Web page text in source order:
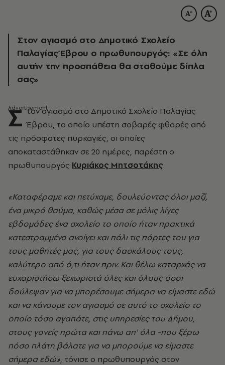
Στον αγιασμό στο Δημοτικό Σχολείο
Παλαγίας Έβρου ο πρωθυπουργός: «Σε όλη
αυτήν την προσπάθεια θα σταθούμε δίπλα
σας»
Σ τον αγιασμό στο Δημοτικό Σχολείο Παλαγίας
Έβρου, το οποίο υπέστη σοβαρές φθορές από
τις πρόσφατες πυρκαγιές, οι οποίες
αποκαταστάθηκαν σε 20 ημέρες, παρέστη ο
πρωθυπουργός Κυριάκος Μητσοτάκης.
«Καταφέραμε και πετύχαμε, δουλεύοντας όλοι μαζί,
ένα μικρό θαύμα, καθώς μέσα σε μόλις λίγες
εβδομάδες ένα σχολείο το οποίο ήταν πρακτικά
κατεστραμμένο ανοίγει και πάλι τις πόρτες του για
τους μαθητές μας, για τους δασκάλους τους,
καλύτερο από ό,τι ήταν πριν. Και θέλω καταρχάς να
ευχαριστήσω ξεχωριστά όλες και όλους όσοι
δούλεψαν για να μπορέσουμε σήμερα να είμαστε εδώ
και να κάνουμε τον αγιασμό σε αυτό το σχολείο το
οποίο τόσο αγαπάτε, στις υπηρεσίες του Δήμου,
στους γονείς πρώτα και πάνω απ' όλα -που ξέρω
πόσο πλάτη βάλατε για να μπορούμε να είμαστε
σήμερα εδώ», τόνισε ο πρωθυπουργός στον